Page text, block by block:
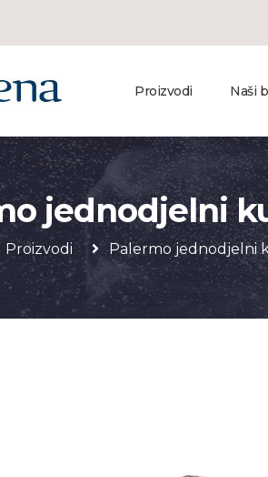
Proizvodi Naši
jednodjelni
Proizvodi Palermo jednodjelni